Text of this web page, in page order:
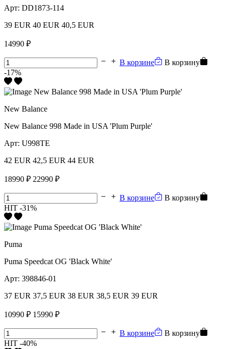
Арт: DD1873-114
39 EUR 40 EUR 40,5 EUR
14990 ₽
В корзине
В корзину
-17%
New Balance
New Balance 998 Made in USA 'Plum Purple'
Арт: U998TE
42 EUR 42,5 EUR 44 EUR
18990 ₽ 22990 ₽
В корзине
В корзину
HIT -31%
Puma
Puma Speedcat OG 'Black White'
Арт: 398846-01
37 EUR 37,5 EUR 38 EUR 38,5 EUR 39 EUR
10990 ₽ 15990 ₽
В корзине
В корзину
HIT -40%